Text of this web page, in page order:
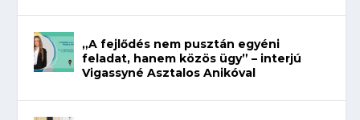
„A fejlődés nem pusztán egyéni
feladat, hanem közös ügy” – interjú
Vigassyné Asztalos Anikóval